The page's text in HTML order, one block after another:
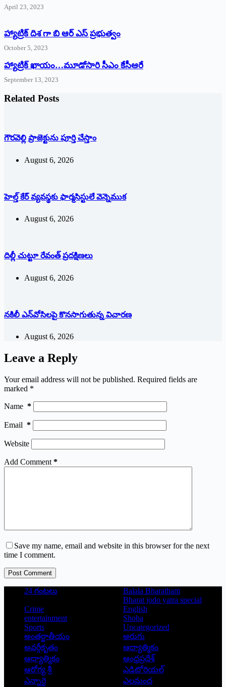
April 23, 2023
హ్యాట్రిక్ దిశ గా బి ఆర్ ఎస్ ప్రభుత్వం
October 5, 2023
హ్యాట్రిక్‌ ‌ఖాయం…మూడోసారి సీఎం కేసీఆరే
September 13, 2023
Related Posts
గౌరవెల్లి ప్రాజెక్టును పూర్తి చేస్తాం
August 6, 2026
హెల్త్ కేర్ వ్యవస్థకు ఫార్మసిస్టులే వెన్నెముక
August 6, 2026
దిల్లీ చుట్టూ రేవంత్ ప్ర‌ద‌క్షిణ‌లు
August 6, 2026
నకిలీ ఎన్‌వోసిలపై కొనసాగుతున్న విచారణ
August 6, 2026
Leave a Reply
Your email address will not be published. Required fields are
marked *
Name *
Email *
Website
Add Comment *
Save my name, email and website in this browser for the next
time I comment.
Post Comment
24 గంటలు
Balala Bharatham
Bharat jodo yatra special
Crime
English
entertainment
Shoba
Sports
Uncategorized
అంతర్జాతీయం
అరుగు
అవర్గీకృతం
ఆద్యాత్మికం
ఆధ్యాత్మికం
ఆంధ్రప్రదేశ్
ఆరోగ్య శ్రీ
ఎడిటోరియల్
ఎన్నారై
ఎలమంద